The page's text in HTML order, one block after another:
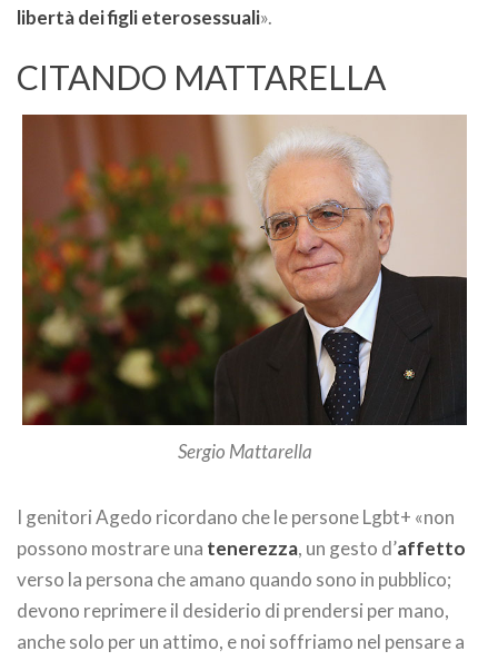
libertà dei figli eterosessuali».
CITANDO MATTARELLA
Sergio Mattarella
I genitori Agedo ricordano che le persone Lgbt+ «non
possono mostrare una tenerezza, un gesto d’affetto
verso la persona che amano quando sono in pubblico;
devono reprimere il desiderio di prendersi per mano,
anche solo per un attimo, e noi soffriamo nel pensare a